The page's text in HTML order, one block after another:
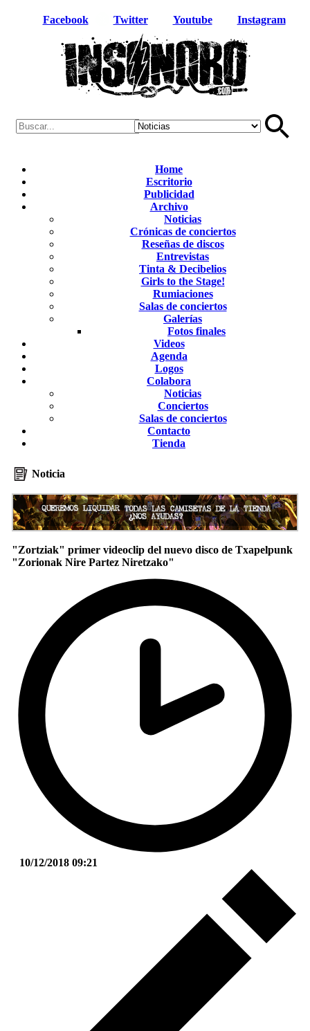
Facebook Twitter Youtube Instagram
Home
Escritorio
Publicidad
Archivo
Noticias
Crónicas de conciertos
Reseñas de discos
Entrevistas
Tinta & Decibelios
Girls to the Stage!
Rumiaciones
Salas de conciertos
Galerías
Fotos finales
Videos
Agenda
Logos
Colabora
Noticias
Conciertos
Salas de conciertos
Contacto
Tienda
Noticia
"Zortziak" primer videoclip del nuevo disco de Txapelpunk
"Zorionak Nire Partez Niretzako"
10/12/2018 09:21